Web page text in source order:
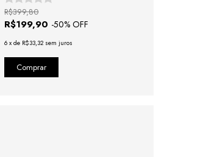
R$199,90 -50% OFF
R$399,80
6 xde R$33,32 sem juros